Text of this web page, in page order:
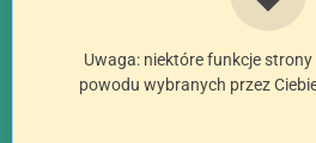
Uwaga: niektóre funkcje strony
powodu wybranych przez